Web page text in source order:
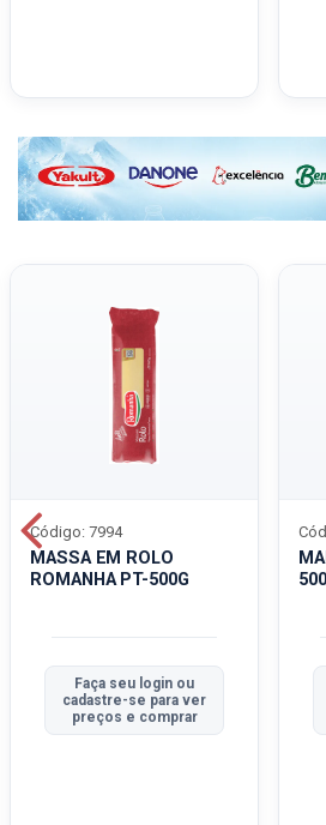
MASSA EM ROLO
ROMANHA PT-500G
Código: 7994
Faça seu login ou
cadastre-se para ver
preços e comprar